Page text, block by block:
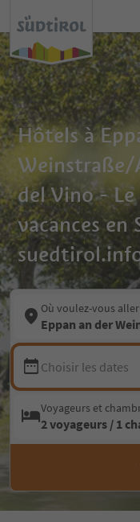
Hôtels à
Weinstraße/
del Vino - Le
vacances en
Où voulez-vous aller
Eppan an der
Choisir les dates
Voyageurs et
2 voyageurs / 1